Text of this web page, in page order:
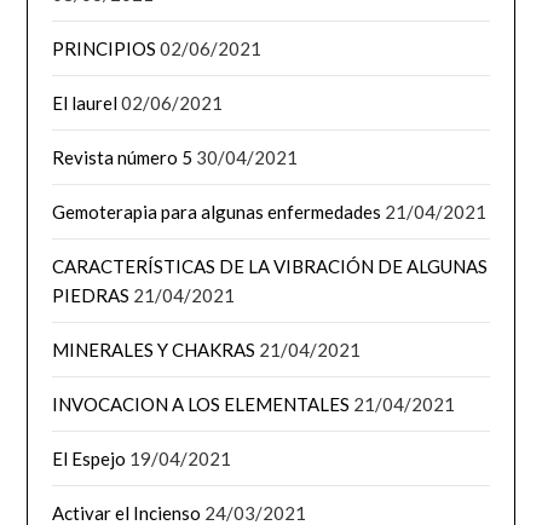
PRINCIPIOS 02/06/2021
El laurel02/06/2021
Revista número 5 30/04/2021
Gemoterapia para algunas enfermedades 21/04/2021
CARACTERÍSTICAS DE LA VIBRACIÓN DE ALGUNAS
PIEDRAS 21/04/2021
MINERALES Y CHAKRAS 21/04/2021
INVOCACION A LOS ELEMENTALES 21/04/2021
El Espejo 19/04/2021
Activar el Incienso 24/03/2021